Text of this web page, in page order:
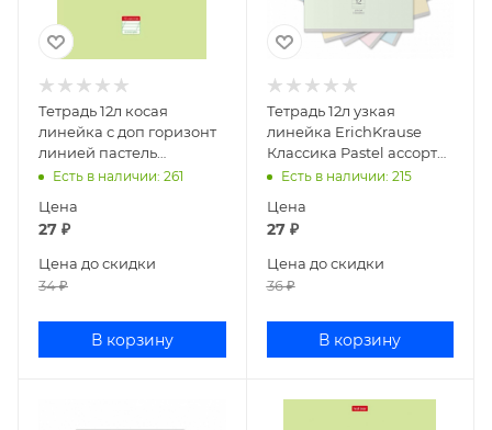
Тетрадь 12л косая
линейка с доп горизонт
линией пастель
Салатовая 12Т5В6_05144
Есть в наличии: 261
Цена
27 ₽
Цена до скидки
34₽
В корзину
Тетрадь 12л узкая
линейка ErichKrause
Классика Pastel ассорти
48801
Есть в наличии: 215
Цена
27₽
Цена до скидки
36₽
В корзину